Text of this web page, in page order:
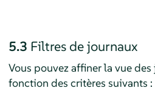
5.3 Filtres de journaux
Vous pouvez affiner la vue
fonction des critères suivants :